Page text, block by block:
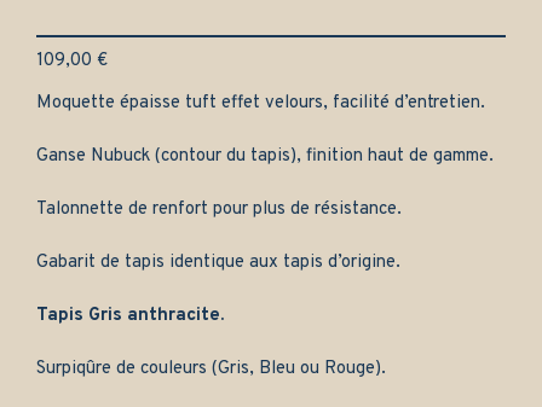
109,00 €
Moquette épaisse tuft effet velours, facilité d’entretien.
Ganse Nubuck (contour du tapis), finition haut de gamme.
Talonnette de renfort pour plus de résistance.
Gabarit de tapis identique aux tapis d’origine.
Tapis Gris anthracite.
Surpiqûre de couleurs (Gris, Bleu ou Rouge).